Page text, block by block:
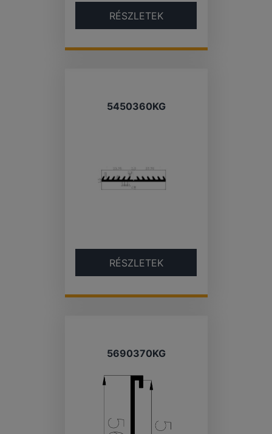
RÉSZLETEK
5450360KG
RÉSZLETEK
5690370KG